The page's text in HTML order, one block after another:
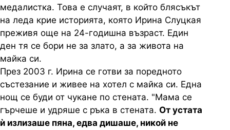
медалистка. Това е случаят, в който блясъкът
на леда крие историята, която Ирина Слуцкая
преживя още на 24-годишна възраст. Един
ден тя се бори не за злато, а за живота на
майка си.
През 2003 г. Ирина се готви за поредното
състезание и живее на хотел с майка си. Една
нощ се буди от чукане по стената. "Мама се
гърчеше и удряше с ръка в стената. От устата
ѝ излизаше пяна, едва дишаше, никой не